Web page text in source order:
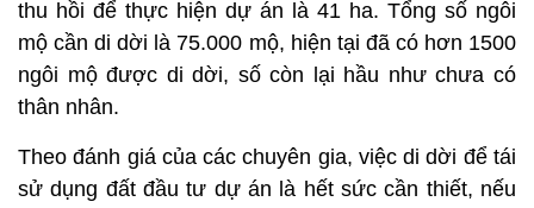
thu hồi để thực hiện dự án là 41 ha. Tổng số ngôi
mộ cần di dời là 75.000 mộ, hiện tại đã có hơn 1500
ngôi mộ được di dời, số còn lại hầu như chưa có
thân nhân.
Theo đánh giá của các chuyên gia, việc di dời để tái
sử dụng đất đầu tư dự án là hết sức cần thiết, nếu